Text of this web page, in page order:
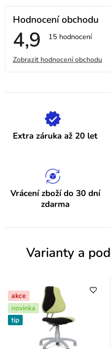
Hodnocení obchodu
4,9 Průměrné
je
hvězdiček.
15 hodnocení
V
ý
p
h
o
e
Zobrazit hodnocení obchodu
Extra záruka až 20 let
Vrácení zboží do 30 dní
zdarma
Varianty a
akce
novinka
tip